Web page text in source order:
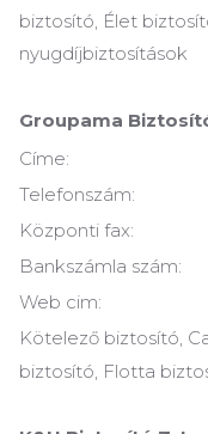
biztosító, Élet
nyugdíjbiztosítások
Groupama
Címe:
Telefonszám:
Központi fax:
Bankszámla szám:
Web cim:
Kötelező biztosító,
biztosító, Flotta